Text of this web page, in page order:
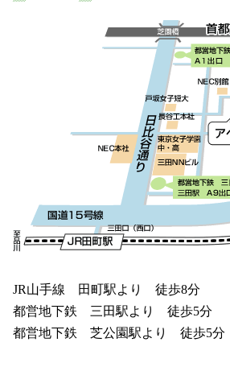
JR山手線 田町駅より 徒歩8分
都営地下鉄 三田駅より 徒歩5分
都営地下鉄 芝公園駅より 徒歩5分